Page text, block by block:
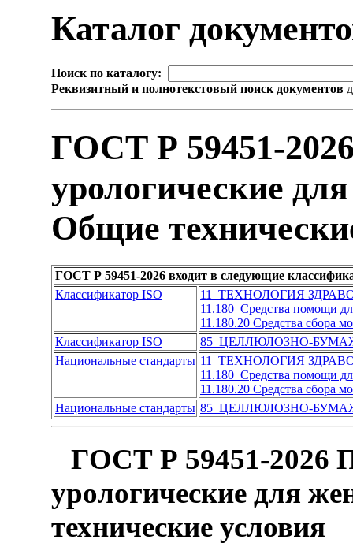
Каталог
Поиск по каталогу:
Реквизитный и полнотекстовый поиск документов
ГОСТ Р 59451-
урологические
Общие
ГОСТ Р 59451-2026 входит в следующие
Классификатор ISO
11 ТЕХНОЛОГИЯ
11.180 Средства помощи
11.180.20 Средства сбора
Классификатор ISO
85 ЦЕЛЛЮЛОЗНО-
Национальные стандарты 11 ТЕХНОЛОГИЯ
11.180 Средства помощи
11.180.20 Средства сбора
Национальные стандарты 85 ЦЕЛЛЮЛОЗНО-
ГОСТ Р 59451-2026
урологические для
технические условия